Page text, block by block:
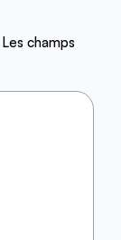
Les champs